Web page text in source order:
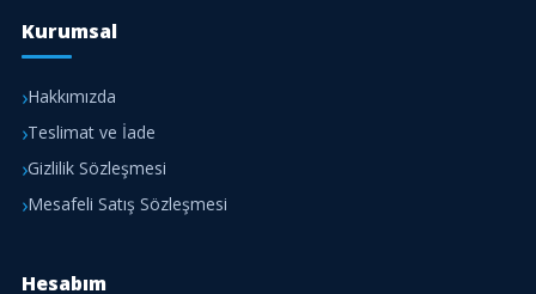
Kurumsal
Hakkımızda
Teslimat ve İade
Gizlilik Sözleşmesi
Mesafeli Satış Sözleşmesi
Hesabım